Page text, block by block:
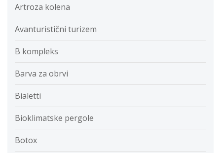
Artroza kolena
Avanturistični turizem
B kompleks
Barva za obrvi
Bialetti
Bioklimatske pergole
Botox